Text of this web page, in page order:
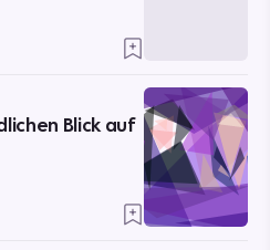
Blick auf